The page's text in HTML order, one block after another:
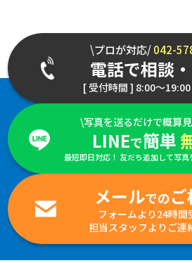
\プロが対応/042-
電話で相談
[ 受付時間 ] 8:00～
\写真を送るだけで概算
LINEで簡単
最短即日対応！ 友だち追加して写真
メールでの
フォームより24時間
担当スタッフよりご連